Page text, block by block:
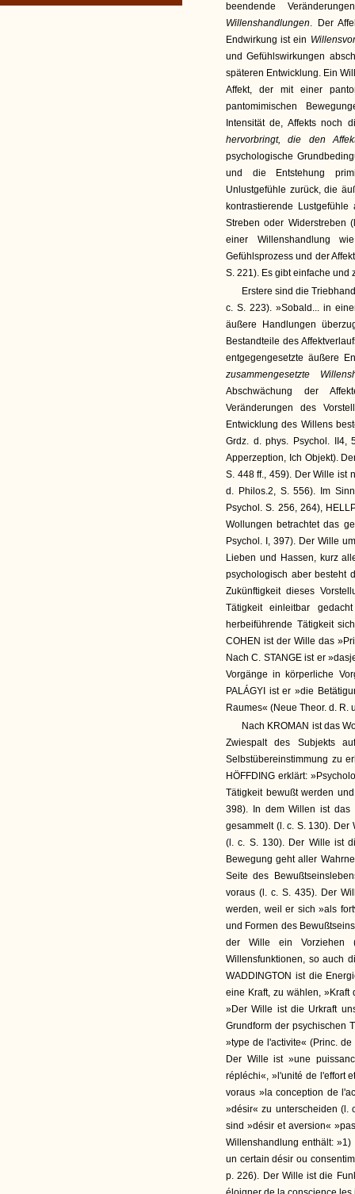
beendende
Willenshandlungen. Der
Endwirkung ist ein
und Gefühlswirkungen
späteren Entwicklung. Ein
Affekt, der mit einer
pantomimischen
Intensität de, Affekts noch
hervorbringt, die den
psychologische
und die Entstehung
Unlustgefühle zurück, die
kontrastierende
Streben oder Widerstreben
einer Willenshandlung
Gefühlsprozess und der
S. 221). Es gibt einfache und
Erstere sind die
c. S. 223). »Sobald... in
äußere Handlungen
Bestandteile des
entgegengesetzte äußere
zusammengesetzte
Abschwächung der
Veränderungen des
Entwicklung des Willens
Grdz. d. phys. Psychol. II4,
Apperzeption, Ich Objekt).
S. 448 ff., 459). Der Wille ist
d. Philos.2, S. 556). Im
Psychol. S. 256, 264),
Wollungen betrachtet das
Psychol. I, 397). Der Wille
Lieben und Hassen, kurz
psychologisch aber besteht
Zukünftigkeit dieses
Tätigkeit einleitbar
herbeiführende Tätigkeit
COHEN ist der Wille das
Nach C. STANGE ist er
Vorgänge in körperliche
PALÁGYI ist er »die
Raumes« (Neue Theor. d. R.
Nach KROMAN ist das
Zwiespalt des Subjekts
Selbstübereinstimmung zu
HÖFFDING erklärt:
Tätigkeit bewußt werden
398). In dem Willen ist das
gesammelt (l. c. S. 130). Der
(l. c. S. 130). Der Wille ist
Bewegung geht aller
Seite des
voraus (l. c. S. 435). Der
werden, weil er sich »als
und Formen des
der Wille ein Vorziehen
Willensfunktionen, so auch
WADDINGTON ist die
eine Kraft, zu wählen, »Kraft
»Der Wille ist die Urkraft
Grundform der psychischen
»type de l'activite« (Princ.
Der Wille ist »une
répléchi«, »l'unité de l'effort
voraus »la conception de
»désir« zu unterscheiden (l.
sind »désir et aversion«
Willenshandlung enthält:
un certain désir ou
p. 226). Der Wille ist die